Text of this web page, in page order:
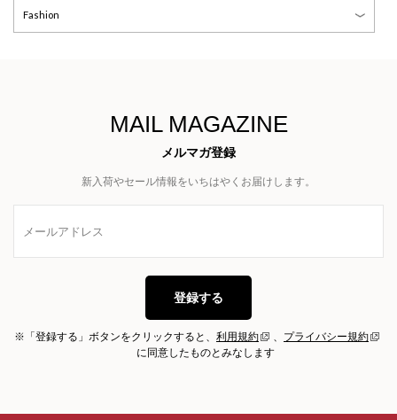
MAIL MAGAZINE
メルマガ登録
新入荷やセール情報をいちはやくお届けします。
登録する
※「登録する」ボタンをクリックすると、 利用規約 、 プライバシー規約
に同意したものとみなします